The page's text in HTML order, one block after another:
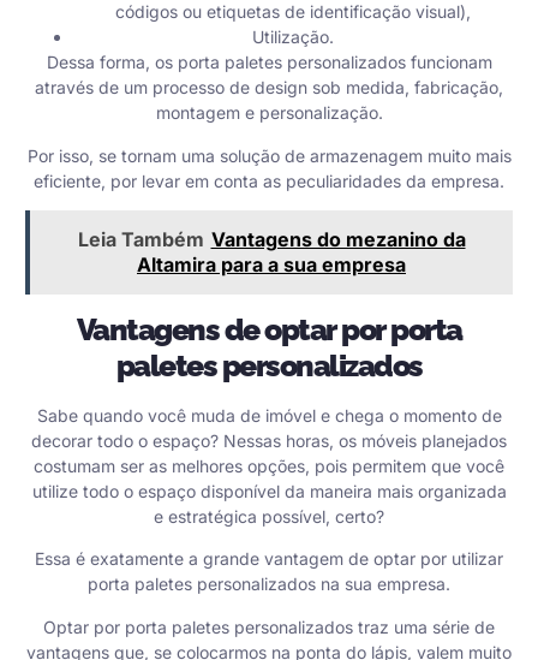
códigos ou etiquetas de identificação visual),
Utilização.
Dessa forma, os porta paletes personalizados funcionam
através de um processo de design sob medida, fabricação,
montagem e personalização.
Por isso, se tornam uma solução de armazenagem muito mais
eficiente, por levar em conta as peculiaridades da empresa.
Leia Também Vantagens do mezanino da
Altamira para a sua empresa
Vantagens de optar por porta
paletes personalizados
Sabe quando você muda de imóvel e chega o momento de
decorar todo o espaço? Nessas horas, os móveis planejados
costumam ser as melhores opções, pois permitem que você
utilize todo o espaço disponível da maneira mais organizada
e estratégica possível, certo?
Essa é exatamente a grande vantagem de optar por utilizar
porta paletes personalizados na sua empresa.
Optar por porta paletes personalizados traz uma série de
vantagens que, se colocarmos na ponta do lápis, valem muito